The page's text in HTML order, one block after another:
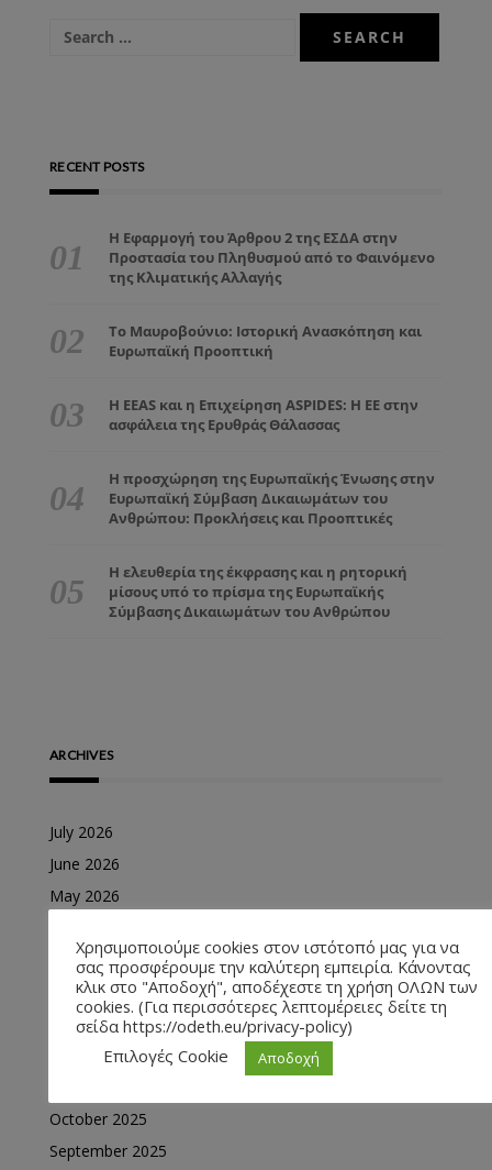
RECENT POSTS
Η Εφαρμογή του Άρθρου 2 της ΕΣΔΑ στην
Προστασία του Πληθυσμού από το Φαινόμενο
της Κλιματικής Αλλαγής
Το Μαυροβούνιο: Ιστορική Ανασκόπηση και
Ευρωπαϊκή Προοπτική
Η EEAS και η Επιχείρηση ASPIDES: Η ΕΕ στην
ασφάλεια της Ερυθράς Θάλασσας
Η προσχώρηση της Ευρωπαϊκής Ένωσης στην
Ευρωπαϊκή Σύμβαση Δικαιωμάτων του
Ανθρώπου: Προκλήσεις και Προοπτικές
Η ελευθερία της έκφρασης και η ρητορική
μίσους υπό το πρίσμα της Ευρωπαϊκής
Σύμβασης Δικαιωμάτων του Ανθρώπου
ARCHIVES
July 2026
June 2026
May 2026
March 2026
February 2026
January 2026
December 2025
October 2025
September 2025
Χρησιμοποιούμε cookies στον ιστότοπό μας για να
σας προσφέρουμε την καλύτερη εμπειρία. Κάνοντας
κλικ στο "Αποδοχή", αποδέχεστε τη χρήση ΟΛΩΝ των
cookies. (Για περισσότερες λεπτομέρειες δείτε τη
σείδα https://odeth.eu/privacy-policy)
Επιλογές Cookie
Αποδοχή